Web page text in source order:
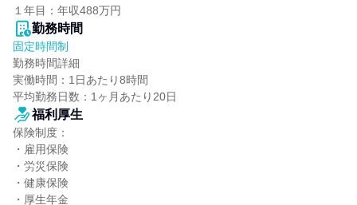
１年目：年収488万円
勤務時間
固定時間制
勤務時間詳細
実働時間：1日あたり8時間
平均勤務日数：1ヶ月あたり20日
福利厚生
保険制度：
・雇用保険
・労災保険
・健康保険
・厚生年金